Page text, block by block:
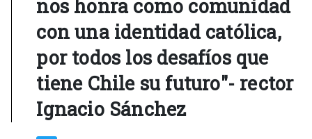
nos honra como comunidad
con una identidad católica,
por todos los desafíos que
tiene Chile su futuro"- rector
Ignacio Sánchez